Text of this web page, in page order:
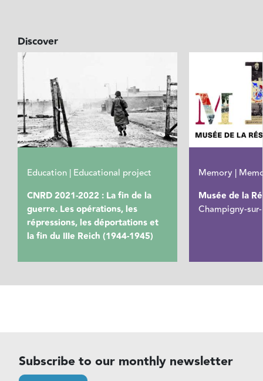
Discover
Education | Educational project
CNRD 2021-2022 : La fin de la
guerre. Les opérations, les
répressions, les déportations et
la fin du IIIe Reich (1944-1945)
Memory |
Musée de la
Champigny-
Subscribe to our monthly newsletter